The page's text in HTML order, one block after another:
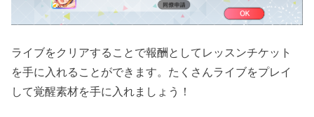
ライブをクリアすることで報酬としてレッスンチケット
を手に入れることができます。たくさんライブをプレイ
して覚醒素材を手に入れましょう！